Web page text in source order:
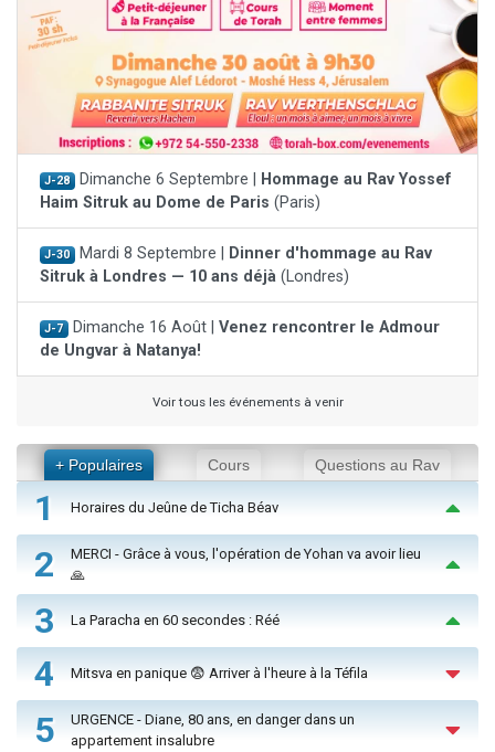
J-28 Dimanche 6 Septembre |
Hommage au Rav Yossef
Haim Sitruk au Dome de Paris (Paris)
J-30 Mardi 8 Septembre |
Dinner d'hommage au Rav
Sitruk à Londres — 10 ans déjà (Londres)
J-7 Dimanche 16 Août | Venez rencontrer le Admour
de Ungvar à Natanya!
Voir tous les événements à venir
+ Populaires Cours Questions au Rav
1 Horaires du Jeûne de Ticha Béav
2
MERCI - Grâce à vous, l'opération de Yohan va avoir lieu
🙏
3 La Paracha en 60 secondes : Réé
4 Mitsva en panique 😨 Arriver à l'heure à la Téfila
5
URGENCE - Diane, 80 ans, en danger dans un
appartement insalubre